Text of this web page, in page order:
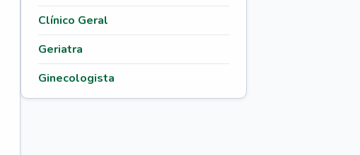
Clínico Geral
Geriatra
Ginecologista